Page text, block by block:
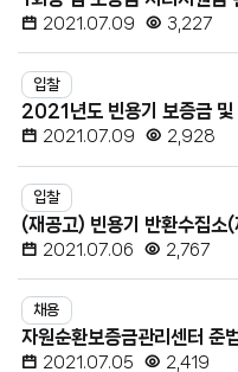
분
류,
제
목,
등
록
일,
첨
부
파
일,
조
2021.07.09 3,227
입찰
2021년도 빈용기 보증금 및
2021.07.09 2,928
입찰
(재공고) 빈용기 반환수집소
2021.07.06 2,767
채용
자원순환보증금관리센터 준
2021.07.05 2,419